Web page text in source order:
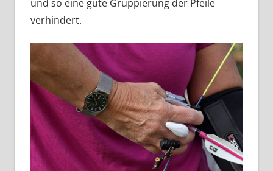
und so eine gute Gruppierung der Pfeile
verhindert.